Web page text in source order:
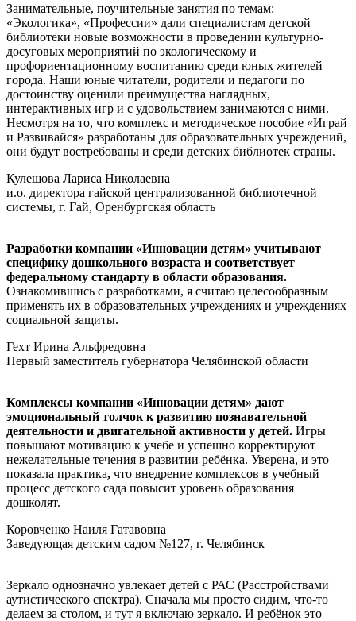
Занимательные, поучительные занятия по темам:
«Экологика», «Профессии» дали специалистам детской
библиотеки новые возможности в проведении культурно-
досуговых мероприятий по экологическому и
профориентационному воспитанию среди юных жителей
города. Наши юные читатели, родители и педагоги по
достоинству оценили преимущества наглядных,
интерактивных игр и с удовольствием занимаются с ними.
Несмотря на то, что комплекс и методическое пособие «Играй
и Развивайся» разработаны для образовательных учреждений,
они будут востребованы и среди детских библиотек страны.
Кулешова Лариса Николаевна
и.о. директора гайской централизованной библиотечной
системы, г. Гай, Оренбургская область
Разработки компании «Инновации детям» учитывают
специфику дошкольного возраста и соответствует
федеральному стандарту в области образования.
Ознакомившись с разработками, я считаю целесообразным
применять их в образовательных учреждениях и учреждениях
социальной защиты.
Гехт Ирина Альфредовна
Первый заместитель губернатора Челябинской области
Комплексы компании «Инновации детям» дают
эмоциональный толчок к развитию познавательной
деятельности и двигательной активности у детей. Игры
повышают мотивацию к учебе и успешно корректируют
нежелательные течения в развитии ребёнка. Уверена, и это
показала практика, что внедрение комплексов в учебный
процесс детского сада повысит уровень образования
дошколят.
Коровченко Наиля Гатавовна
Заведующая детским садом №127, г. Челябинск
Зеркало однозначно увлекает детей с РАС (Расстройствами
аутистического спектра). Сначала мы просто сидим, что-то
делаем за столом, и тут я включаю зеркало. И ребёнок это